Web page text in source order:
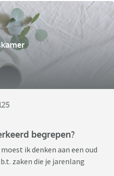
begrepen?
ik denken aan een oud
zaken die je jarenlang